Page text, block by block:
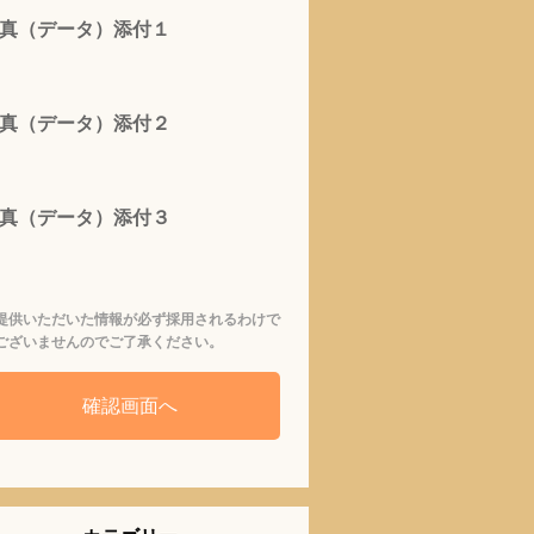
（データ）添付１
（データ）添付２
（データ）添付３
供いただいた情報が必ず採用されるわけで
ざいませんのでご了承ください。